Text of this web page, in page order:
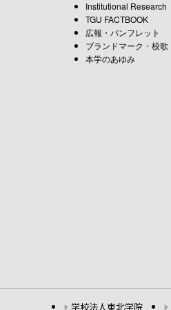
Institutional Research
TGU FACTBOOK
広報・パンフレット
ブランドマーク・校歌
本学のあゆみ
学校法人東北学院